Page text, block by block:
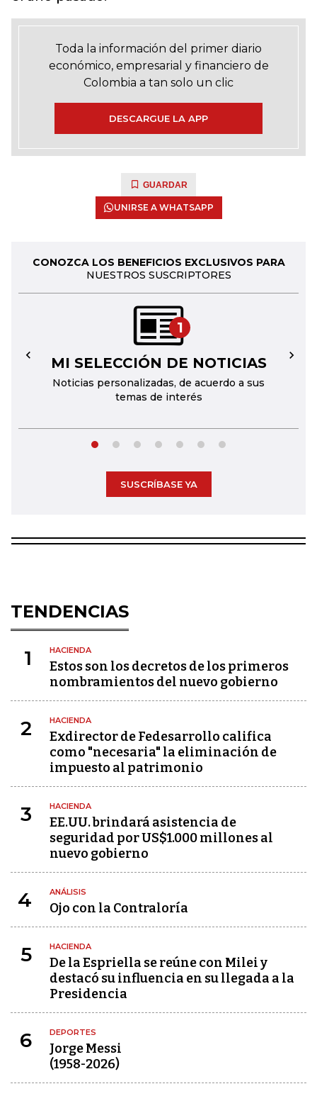
Toda la información del primer diario
económico, empresarial y financiero de
Colombia a tan solo un clic
DESCARGUE LA APP
GUARDAR
UNIRSE A WHATSAPP
CONOZCA LOS BENEFICIOS EXCLUSIVOS PARA
NUESTROS SUSCRIPTORES
1
MI SELECCIÓN DE NOTICIAS
Noticias personalizadas, de acuerdo a sus
temas de interés
← →
SUSCRÍBASE YA
TENDENCIAS
1 HACIENDA
Estos son los decretos de los primeros
nombramientos del nuevo gobierno
2 HACIENDA
Exdirector de Fedesarrollo califica
como "necesaria" la eliminación de
impuesto al patrimonio
3 HACIENDA
EE.UU. brindará asistencia de
seguridad por US$1.000 millones al
nuevo gobierno
4 ANÁLISIS
Ojo con la Contraloría
5 HACIENDA
De la Espriella se reúne con Milei y
destacó su influencia en su llegada a la
Presidencia
6 DEPORTES
Jorge Messi
(1958-2026)